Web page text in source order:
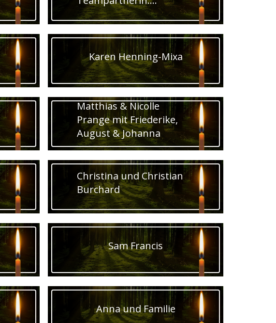
Karen Henning-Mixa
Matthias & Nicolle
Prange mit Friederike,
August & Johanna
Christina und Christian
Burchard
Sam Francis
Anna und Familie